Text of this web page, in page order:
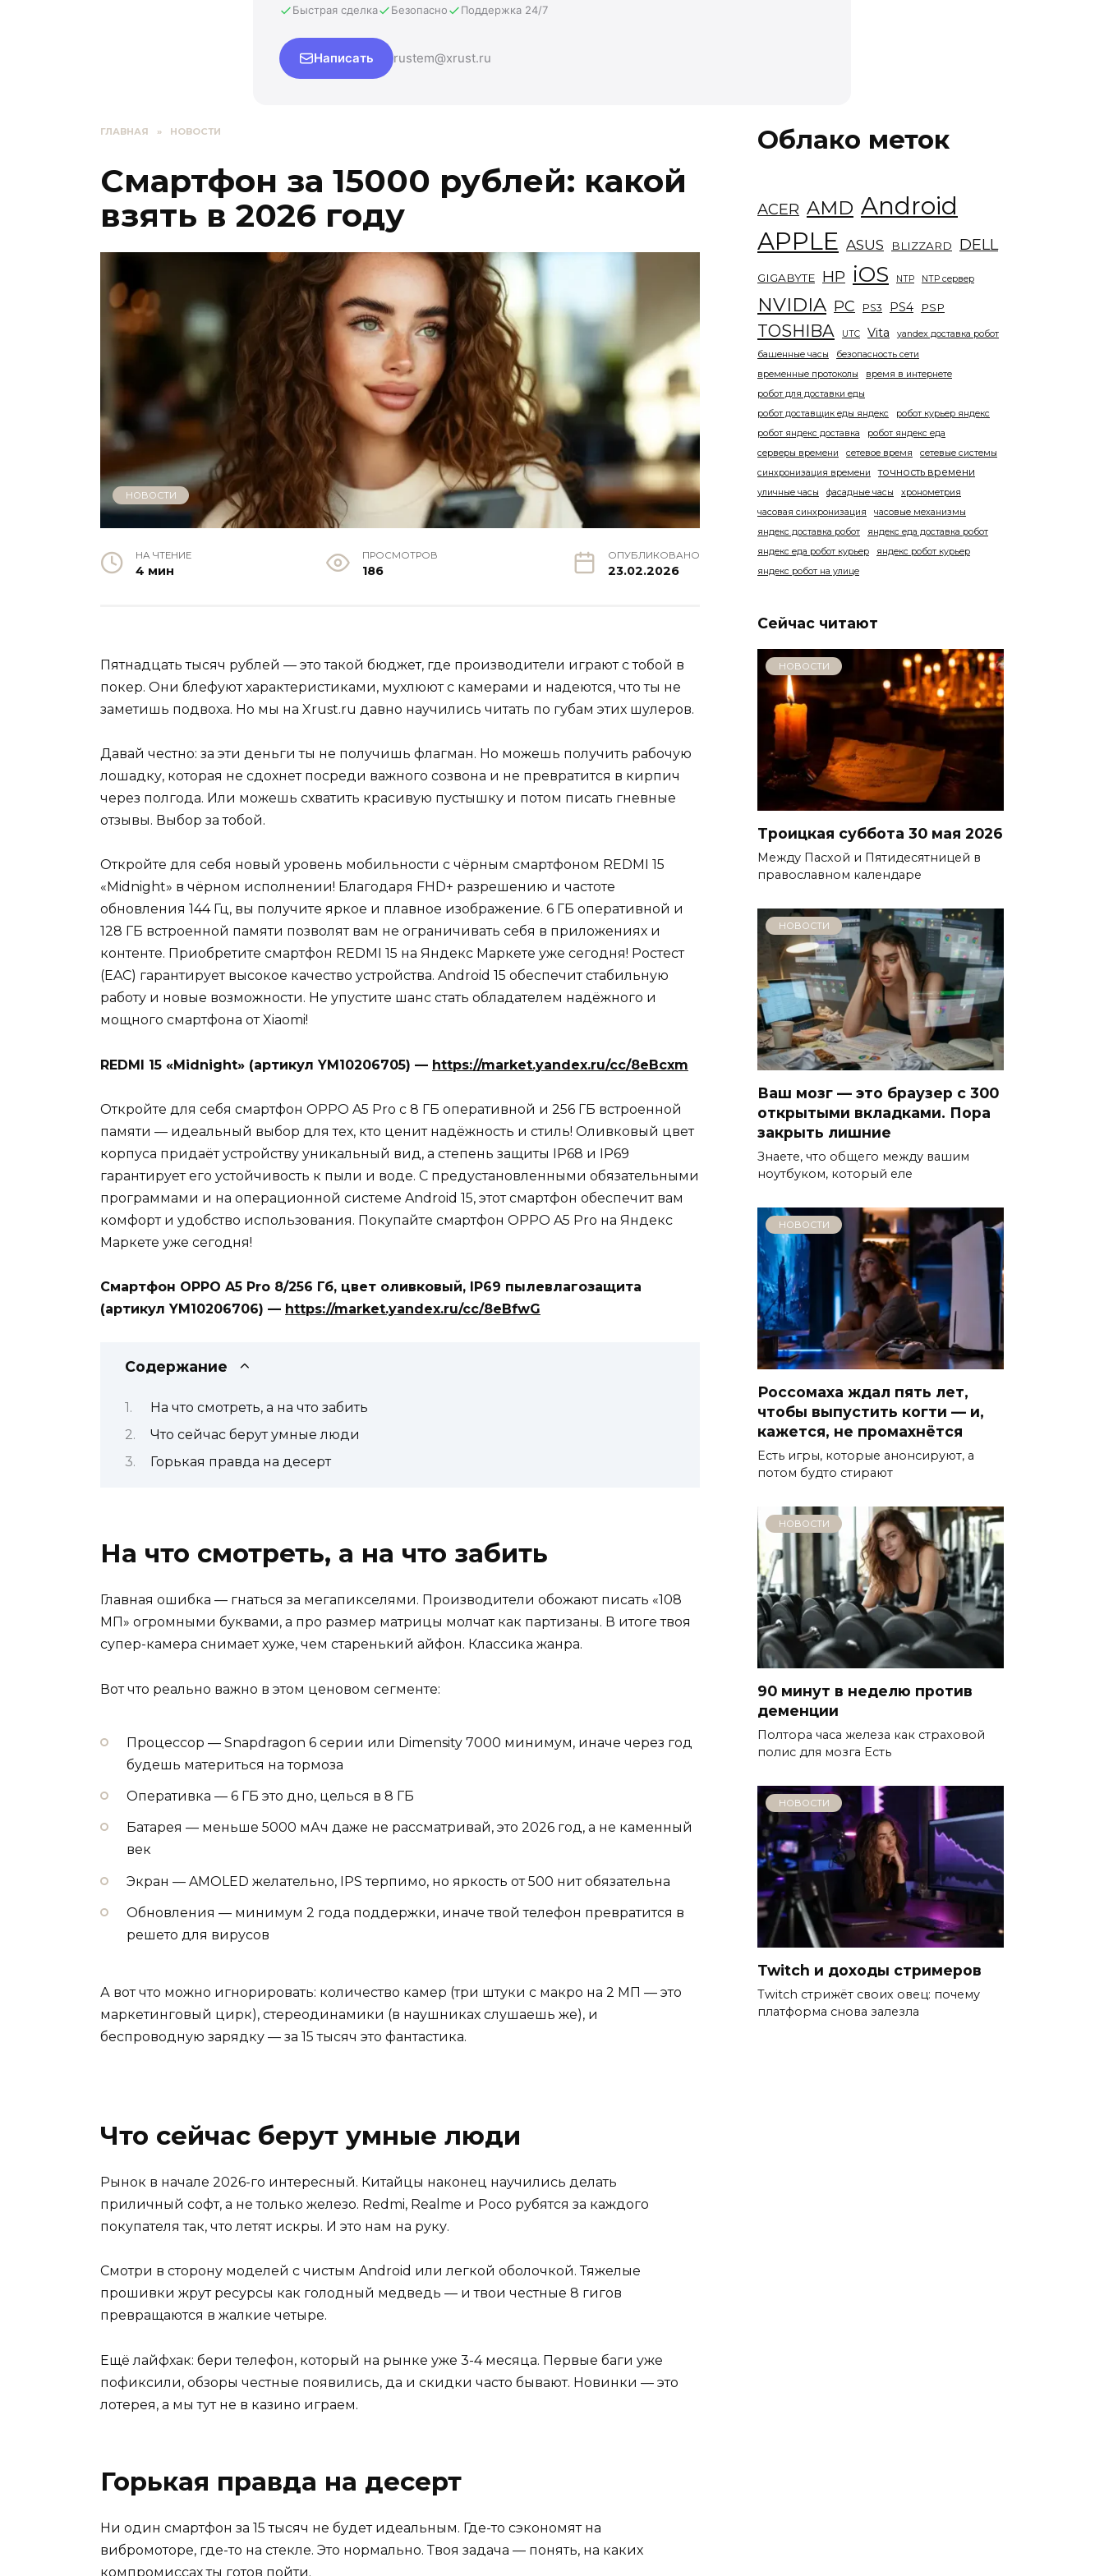
Быстрая сделка Безопасно Поддержка 24/7
Написать rustem@xrust.ru
ГЛАВНАЯ » НОВОСТИ
Смартфон за 15000 рублей: какой
взять в 2026 году
НОВОСТИ
НА ЧТЕНИЕ
4 мин
ПРОСМОТРОВ
186
ОПУБЛИКОВАНО
23.02.2026
Пятнадцать тысяч рублей — это такой бюджет, где производители играют с тобой в
покер. Они блефуют характеристиками, мухлюют с камерами и надеются, что ты не
заметишь подвоха. Но мы на Xrust.ru давно научились читать по губам этих шулеров.
Давай честно: за эти деньги ты не получишь флагман. Но можешь получить рабочую
лошадку, которая не сдохнет посреди важного созвона и не превратится в кирпич
через полгода. Или можешь схватить красивую пустышку и потом писать гневные
отзывы. Выбор за тобой.
Откройте для себя новый уровень мобильности с чёрным смартфоном REDMI 15
«Midnight» в чёрном исполнении! Благодаря FHD+ разрешению и частоте
обновления 144 Гц, вы получите яркое и плавное изображение. 6 ГБ оперативной и
128 ГБ встроенной памяти позволят вам не ограничивать себя в приложениях и
контенте. Приобретите смартфон REDMI 15 на Яндекс Маркете уже сегодня! Ростест
(EAC) гарантирует высокое качество устройства. Android 15 обеспечит стабильную
работу и новые возможности. Не упустите шанс стать обладателем надёжного и
мощного смартфона от Xiaomi!
REDMI 15 «Midnight» (артикул YM10206705) — https://market.yandex.ru/cc/8eBcxm
Откройте для себя смартфон OPPO A5 Pro с 8 ГБ оперативной и 256 ГБ встроенной
памяти — идеальный выбор для тех, кто ценит надёжность и стиль! Оливковый цвет
корпуса придаёт устройству уникальный вид, а степень защиты IP68 и IP69
гарантирует его устойчивость к пыли и воде. С предустановленными обязательными
программами и на операционной системе Android 15, этот смартфон обеспечит вам
комфорт и удобство использования. Покупайте смартфон OPPO A5 Pro на Яндекс
Маркете уже сегодня!
Смартфон OPPO A5 Pro 8/256 Гб, цвет оливковый, IP69 пылевлагозащита
(артикул YM10206706) — https://market.yandex.ru/cc/8eBfwG
Содержание
На что смотреть, а на что забить
Что сейчас берут умные люди
Горькая правда на десерт
На что смотреть, а на что забить
Главная ошибка — гнаться за мегапикселями. Производители обожают писать «108
МП» огромными буквами, а про размер матрицы молчат как партизаны. В итоге твоя
супер-камера снимает хуже, чем старенький айфон. Классика жанра.
Вот что реально важно в этом ценовом сегменте:
Процессор — Snapdragon 6 серии или Dimensity 7000 минимум, иначе через год
будешь материться на тормоза
Оперативка — 6 ГБ это дно, целься в 8 ГБ
Батарея — меньше 5000 мАч даже не рассматривай, это 2026 год, а не каменный
век
Экран — AMOLED желательно, IPS терпимо, но яркость от 500 нит обязательна
Обновления — минимум 2 года поддержки, иначе твой телефон превратится в
решето для вирусов
А вот что можно игнорировать: количество камер (три штуки с макро на 2 МП — это
маркетинговый цирк), стереодинамики (в наушниках слушаешь же), и
беспроводную зарядку — за 15 тысяч это фантастика.
Что сейчас берут умные люди
Рынок в начале 2026-го интересный. Китайцы наконец научились делать
приличный софт, а не только железо. Redmi, Realme и Poco рубятся за каждого
покупателя так, что летят искры. И это нам на руку.
Смотри в сторону моделей с чистым Android или легкой оболочкой. Тяжелые
прошивки жрут ресурсы как голодный медведь — и твои честные 8 гигов
превращаются в жалкие четыре.
Ещё лайфхак: бери телефон, который на рынке уже 3-4 месяца. Первые баги уже
пофиксили, обзоры честные появились, да и скидки часто бывают. Новинки — это
лотерея, а мы тут не в казино играем.
Горькая правда на десерт
Ни один смартфон за 15 тысяч не будет идеальным. Где-то сэкономят на
вибромоторе, где-то на стекле. Это нормально. Твоя задача — понять, на каких
компромиссах ты готов пойти.
Облако меток
ACER AMD Android
APPLE ASUS BLIZZARD DELL
GIGABYTE HP iOS NTP NTP сервер
NVIDIA PC PS3 PS4 PSP
TOSHIBA UTC Vita
yandex доставка робот
башенные часы
безопасность сети
временные протоколы
время в интернете
робот для доставки еды
робот доставщик еды яндекс
робот курьер яндекс
робот яндекс доставка
робот яндекс еда
серверы времени
сетевое время
сетевые системы
синхронизация времени
точность времени
уличные часы фасадные часы
хронометрия
часовая синхронизация
часовые механизмы
яндекс доставка робот
яндекс еда доставка робот
яндекс еда робот курьер
яндекс робот курьер
яндекс робот на улице
Сейчас читают
НОВОСТИ
Троицкая суббота 30 мая 2026
Между Пасхой и Пятидесятницей в
православном календаре
НОВОСТИ
Ваш мозг — это браузер с 300
открытыми вкладками. Пора
закрыть лишние
Знаете, что общего между вашим
ноутбуком, который еле
НОВОСТИ
Россомаха ждал пять лет,
чтобы выпустить когти — и,
кажется, не промахнётся
Есть игры, которые анонсируют, а
потом будто стирают
НОВОСТИ
90 минут в неделю против
деменции
Полтора часа железа как страховой
полис для мозга Есть
НОВОСТИ
Twitch и доходы стримеров
Twitch стрижёт своих овец: почему
платформа снова залезла